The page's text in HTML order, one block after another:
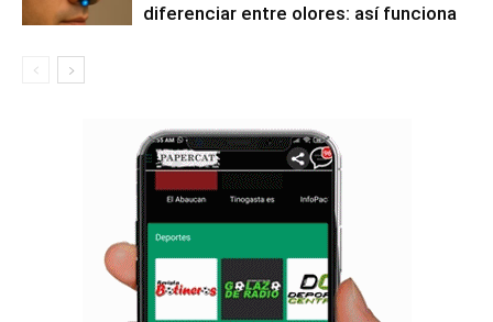
diferenciar entre olores: así funciona